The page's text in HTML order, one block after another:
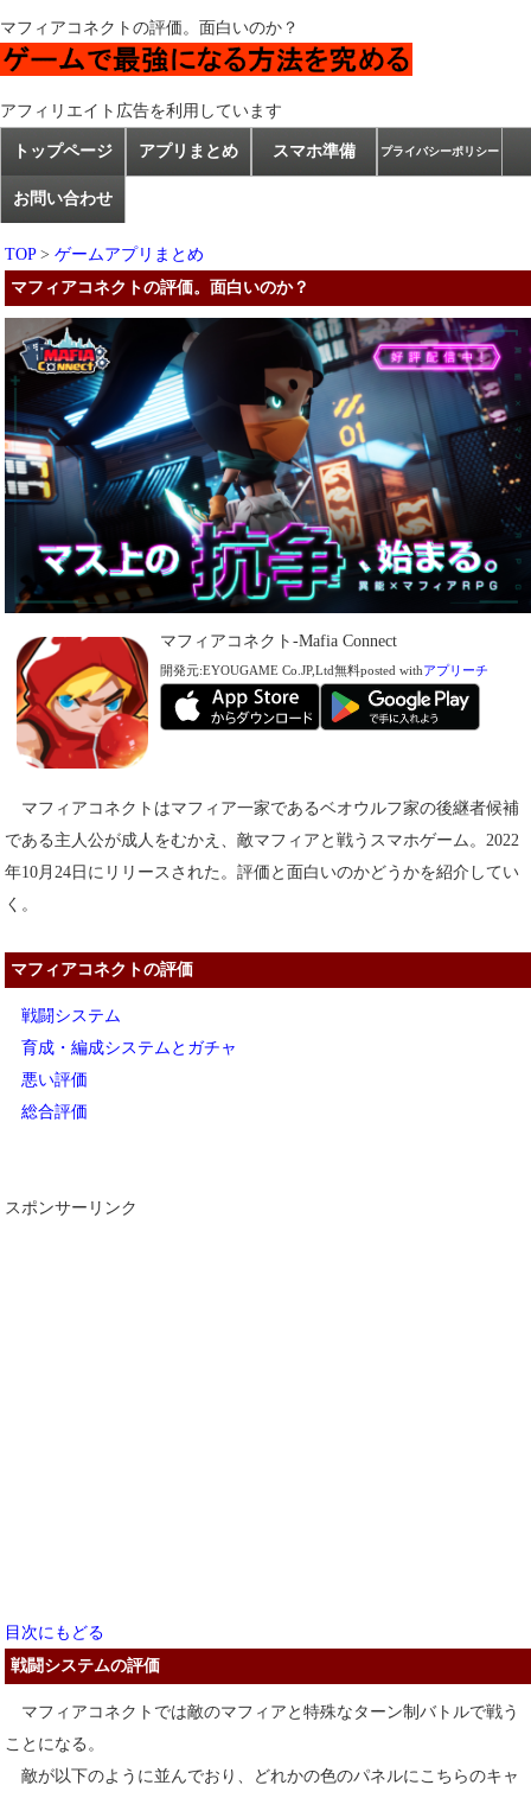
マフィアコネクトの評価。面白いのか？
アフィリエイト広告を利用しています
トップページ アプリまとめ スマホ準備 プライバシーポリシー
お問い合わせ
TOP >ゲームアプリまとめ
マフィアコネクトの評価。面白いのか？
マフィアコネクト-Mafia Connect
開発元:EYOUGAME Co.JP,Ltd無料posted withアプリーチ
マフィアコネクトはマフィア一家であるベオウルフ家の後継者候補
である主人公が成人をむかえ、敵マフィアと戦うスマホゲーム。2022
年10月24日にリリースされた。評価と面白いのかどうかを紹介してい
く。
マフィアコネクトの評価
戦闘システム
育成・編成システムとガチャ
悪い評価
総合評価
スポンサーリンク
目次にもどる
戦闘システムの評価
マフィアコネクトでは敵のマフィアと特殊なターン制バトルで戦う
ことになる。
敵が以下のように並んでおり、どれかの色のパネルにこちらのキャ